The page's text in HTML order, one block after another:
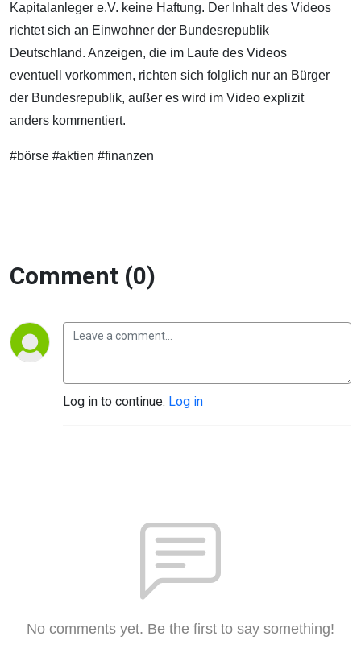
Kapitalanleger e.V. keine Haftung. Der Inhalt des Videos
richtet sich an Einwohner der Bundesrepublik
Deutschland. Anzeigen, die im Laufe des Videos
eventuell vorkommen, richten sich folglich nur an Bürger
der Bundesrepublik, außer es wird im Video explizit
anders kommentiert.
#börse #aktien #finanzen
Comment (0)
Log in to continue. Log in
No comments yet. Be the first to say something!